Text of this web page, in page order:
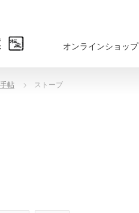
オンラインショップ
帖 ストーブ